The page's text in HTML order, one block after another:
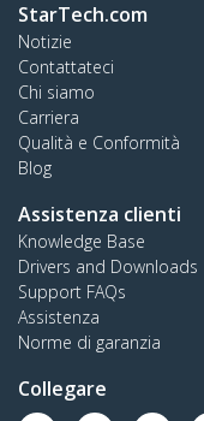
StarTech.com
Notizie
Contattateci
Chi siamo
Carriera
Qualità e Conformità
Blog
Assistenza clienti
Knowledge Base
Drivers and Downloads
Support FAQs
Assistenza
Norme di garanzia
Collegare